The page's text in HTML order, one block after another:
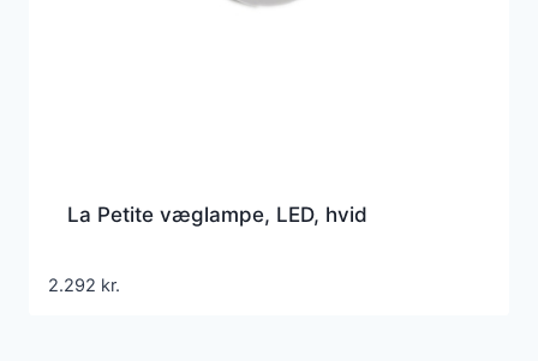
La Petite væglampe, LED, hvid
2.292 kr.